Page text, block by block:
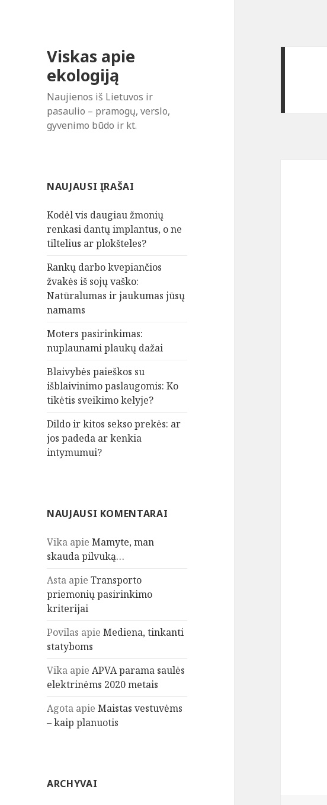
Viskas apie
ekologiją
Naujienos iš Lietuvos ir
pasaulio – pramogų, verslo,
gyvenimo būdo ir kt.
NAUJAUSI ĮRAŠAI
Kodėl vis daugiau žmonių
renkasi dantų implantus, o ne
tiltelius ar plokšteles?
Rankų darbo kvepiančios
žvakės iš sojų vaško:
Natūralumas ir jaukumas jūsų
namams
Moters pasirinkimas:
nuplaunami plaukų dažai
Blaivybės paieškos su
išblaivinimo paslaugomis: Ko
tikėtis sveikimo kelyje?
Dildo ir kitos sekso prekės: ar
jos padeda ar kenkia
intymumui?
NAUJAUSI KOMENTARAI
Vika apieMamyte, man
skauda pilvuką…
Asta apieTransporto
priemonių pasirinkimo
kriterijai
Povilas apieMediena, tinkanti
statyboms
Vika apieAPVA parama saulės
elektrinėms 2020 metais
Agota apieMaistas vestuvėms
– kaip planuotis
ARCHYVAI